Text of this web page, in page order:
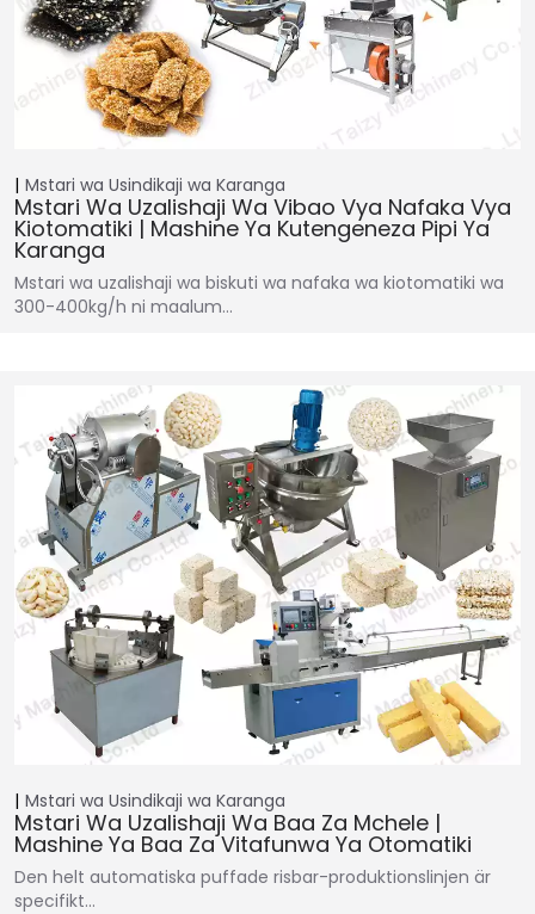
Mstari wa Usindikaji wa Karanga
Mstari Wa Uzalishaji Wa Vibao Vya Nafaka Vya
Kiotomatiki | Mashine Ya Kutengeneza Pipi Ya
Karanga
Mstari wa uzalishaji wa biskuti wa nafaka wa kiotomatiki wa
300-400kg/h ni maalum…
Mstari wa Usindikaji wa Karanga
Mstari Wa Uzalishaji Wa Baa Za Mchele |
Mashine Ya Baa Za Vitafunwa Ya Otomatiki
Den helt automatiska puffade risbar-produktionslinjen är
specifikt…